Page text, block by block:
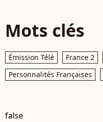
Mots clés
Émission Télé France 2
Personnalités Françaises
false